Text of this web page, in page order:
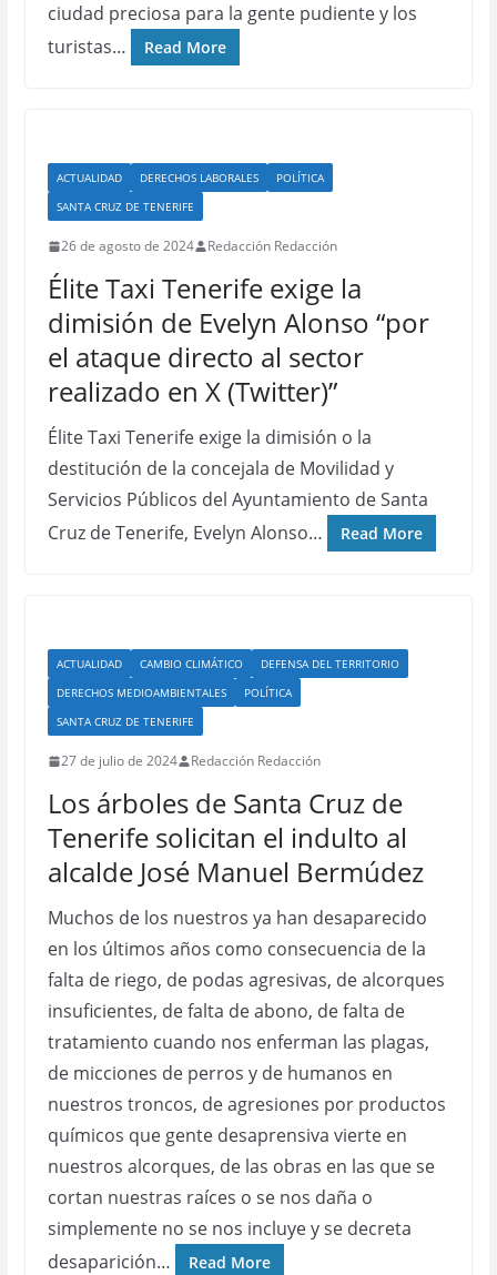
ciudad preciosa para la gente pudiente y los
turistas…
Read More
ACTUALIDAD DERECHOS LABORALES
POLÍTICA
SANTA CRUZ DE TENERIFE
26 de agosto de 2024 Redacción Redacción
Élite Taxi Tenerife exige la
dimisión de Evelyn Alonso “por
el ataque directo al sector
realizado en X (Twitter)”
Élite Taxi Tenerife exige la dimisión o la
destitución de la concejala de Movilidad y
Servicios Públicos del Ayuntamiento de Santa
Cruz de Tenerife, Evelyn Alonso…
Read More
ACTUALIDAD CAMBIO CLIMÁTICO
DEFENSA DEL TERRITORIO
DERECHOS MEDIOAMBIENTALES
POLÍTICA
SANTA CRUZ DE TENERIFE
27 de julio de 2024 Redacción Redacción
Los árboles de Santa Cruz de
Tenerife solicitan el indulto al
alcalde José Manuel Bermúdez
Muchos de los nuestros ya han desaparecido
en los últimos años como consecuencia de la
falta de riego, de podas agresivas, de alcorques
insuficientes, de falta de abono, de falta de
tratamiento cuando nos enferman las plagas,
de micciones de perros y de humanos en
nuestros troncos, de agresiones por productos
químicos que gente desaprensiva vierte en
nuestros alcorques, de las obras en las que se
cortan nuestras raíces o se nos daña o
simplemente no se nos incluye y se decreta
desaparición…
Read More